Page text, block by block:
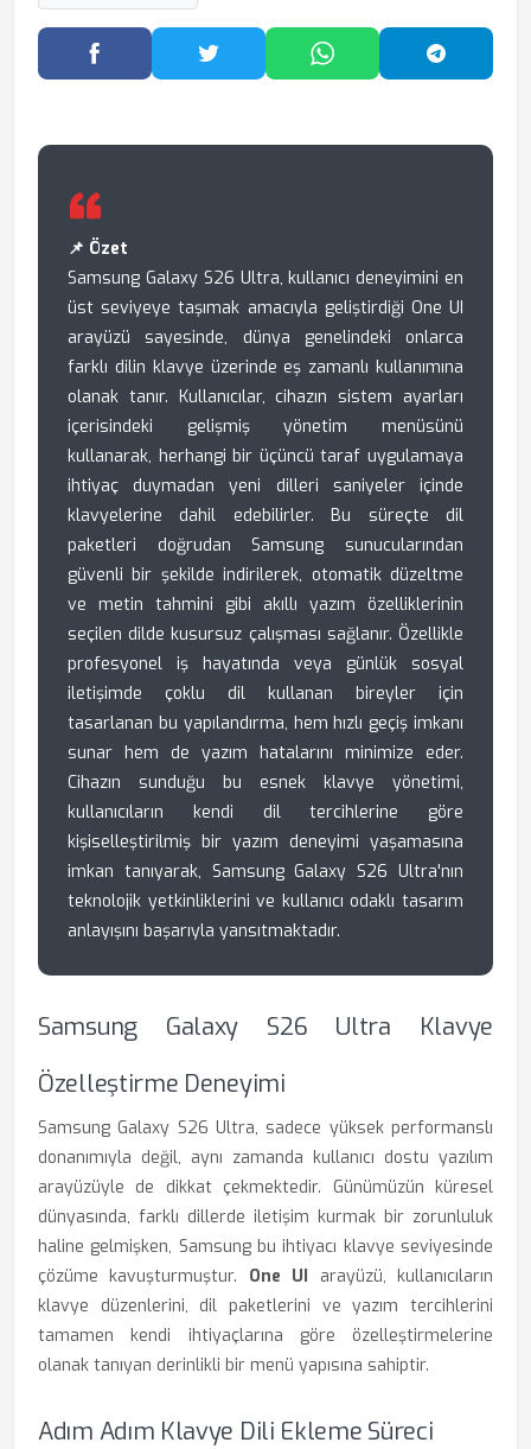
Facebook'ta PaylaşTwitter'da PaylaşWhatsApp'ta Paylaş
📌 Özet
Samsung Galaxy S26 Ultra, kullanıcı deneyimini en
üst seviyeye taşımak amacıyla geliştirdiği One UI
arayüzü sayesinde, dünya genelindeki onlarca
farklı dilin klavye üzerinde eş zamanlı kullanımına
olanak tanır. Kullanıcılar, cihazın sistem ayarları
içerisindeki gelişmiş yönetim menüsünü
kullanarak, herhangi bir üçüncü taraf uygulamaya
ihtiyaç duymadan yeni dilleri saniyeler içinde
klavyelerine dahil edebilirler. Bu süreçte dil
paketleri doğrudan Samsung sunucularından
güvenli bir şekilde indirilerek, otomatik düzeltme
ve metin tahmini gibi akıllı yazım özelliklerinin
seçilen dilde kusursuz çalışması sağlanır. Özellikle
profesyonel iş hayatında veya günlük sosyal
iletişimde çoklu dil kullanan bireyler için
tasarlanan bu yapılandırma, hem hızlı geçiş imkanı
sunar hem de yazım hatalarını minimize eder.
Cihazın sunduğu bu esnek klavye yönetimi,
kullanıcıların kendi dil tercihlerine göre
kişiselleştirilmiş bir yazım deneyimi yaşamasına
imkan tanıyarak, Samsung Galaxy S26 Ultra'nın
teknolojik yetkinliklerini ve kullanıcı odaklı tasarım
anlayışını başarıyla yansıtmaktadır.
Samsung Galaxy S26 Ultra Klavye
Özelleştirme Deneyimi
Samsung Galaxy S26 Ultra, sadece yüksek performanslı
donanımıyla değil, aynı zamanda kullanıcı dostu yazılım
arayüzüyle de dikkat çekmektedir. Günümüzün küresel
dünyasında, farklı dillerde iletişim kurmak bir zorunluluk
haline gelmişken, Samsung bu ihtiyacı klavye seviyesinde
çözüme kavuşturmuştur. One UI arayüzü, kullanıcıların
klavye düzenlerini, dil paketlerini ve yazım tercihlerini
tamamen kendi ihtiyaçlarına göre özelleştirmelerine
olanak tanıyan derinlikli bir menü yapısına sahiptir.
Adım Adım Klavye Dili Ekleme Süreci